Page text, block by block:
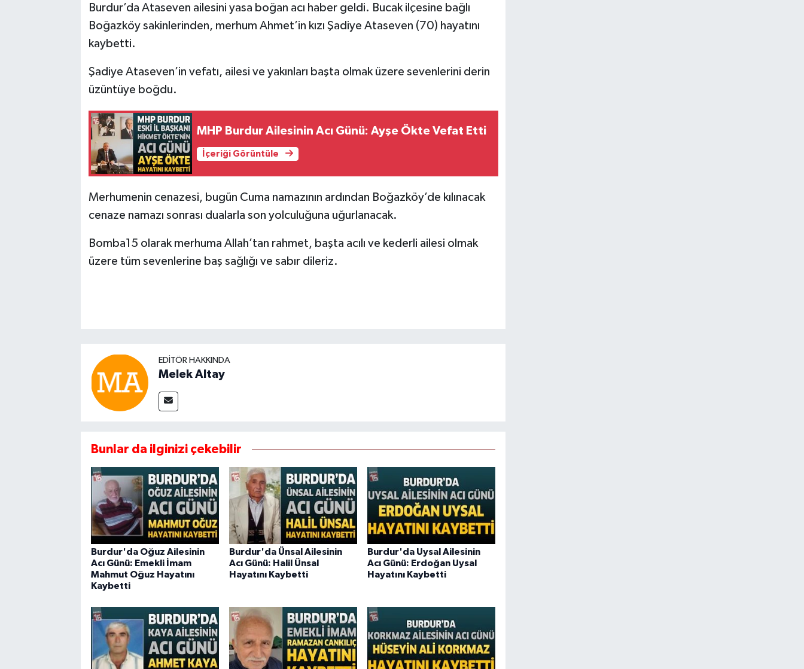
Burdur’da Ataseven ailesini yasa boğan acı haber geldi. Bucak ilçesine bağlı
Boğazköy sakinlerinden, merhum Ahmet’in kızı Şadiye Ataseven (70) hayatını
kaybetti.
Şadiye Ataseven’in vefatı, ailesi ve yakınları başta olmak üzere sevenlerini derin
üzüntüye boğdu.
MHP Burdur Ailesinin Acı Günü: Ayşe Ökte Vefat Etti
İçeriği Görüntüle
Merhumenin cenazesi, bugün Cuma namazının ardından Boğazköy’de kılınacak
cenaze namazı sonrası dualarla son yolculuğuna uğurlanacak.
Bomba15 olarak merhuma Allah’tan rahmet, başta acılı ve kederli ailesi olmak
üzere tüm sevenlerine baş sağlığı ve sabır dileriz.
EDITÖR HAKKINDA
Melek Altay
Bunlar da ilginizi çekebilir
Burdur'da Oğuz Ailesinin
Acı Günü: Emekli İmam
Mahmut Oğuz Hayatını
Kaybetti
Burdur'da Ünsal Ailesinin
Acı Günü: Halil Ünsal
Hayatını Kaybetti
Burdur'da Uysal Ailesinin
Acı Günü: Erdoğan Uysal
Hayatını Kaybetti